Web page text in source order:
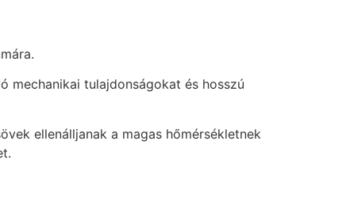
mechanikai tulajdonságokat és hosszú
ellenálljanak a magas hőmérsékletnek